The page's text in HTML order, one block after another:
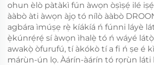
ohun èlò pàtàkì fún àwọn òṣìṣẹ́ ilé
ààbò àti àwọn àjọ tó nílò ààbò
agbára ìmúṣẹ rẹ̀ kíákíá ń fúnni láyè
ẹ̀kúnrẹ́rẹ́ sí àwọn ìhalẹ̀ tó ń wáyé
awakọ̀ òfurufú, tí àkókò tí a fi ń ṣe é
márùn-ún lọ. Àárín-àárín tó rọrùn láti